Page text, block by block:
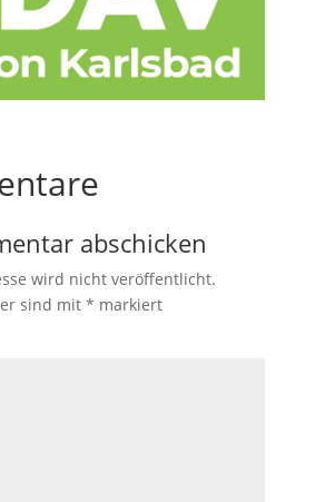
abschicken
wird nicht veröffentlicht.
sind mit * markiert